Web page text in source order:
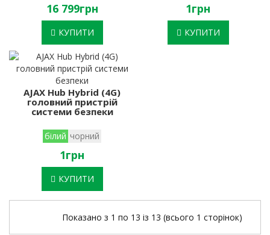
16 799грн
КУПИТИ
1грн
КУПИТИ
AJAX Hub Hybrid (4G)
головний пристрій
системи безпеки
білий чорний
1грн
КУПИТИ
Показано з 1 по 13 із 13 (всього 1 сторінок)